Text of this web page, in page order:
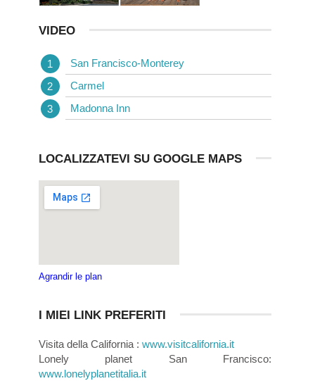
VIDEO
San Francisco-Monterey
Carmel
Madonna Inn
LOCALIZZATEVI SU GOOGLE MAPS
Agrandir le plan
I MIEI LINK PREFERITI
Visita della California : www.visitcalifornia.it
Lonely planet San Francisco:
www.lonelyplanetitalia.it